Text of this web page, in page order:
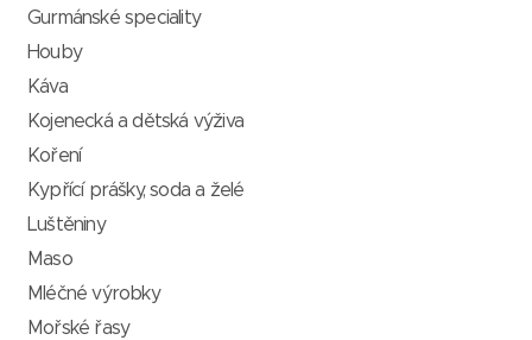
Gurmánské speciality
Houby
Káva
Kojenecká a dětská výživa
Koření
Kypřící prášky, soda a želé
Luštěniny
Maso
Mléčné výrobky
Mořské řasy